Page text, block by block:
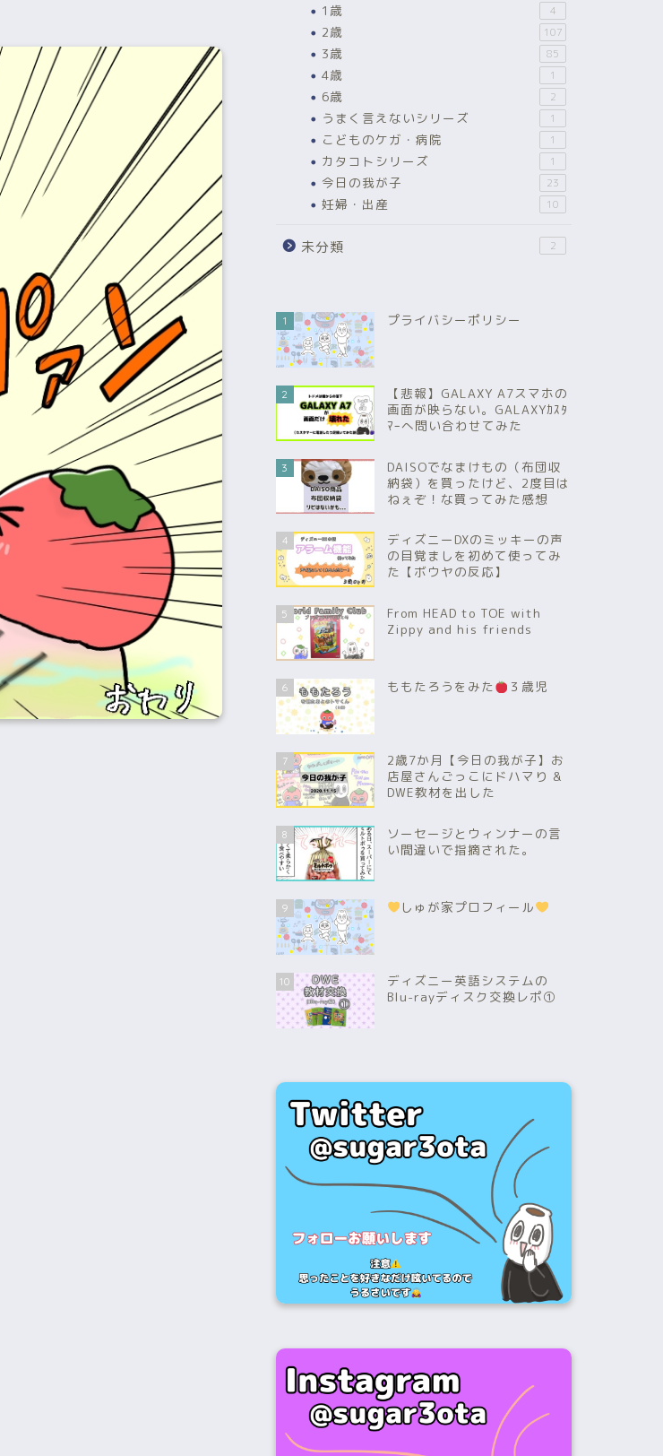
1歳 4
2歳 107
3歳 85
4歳 1
6歳 2
うまく言えないシリーズ 1
こどものケガ・病院 1
カタコトシリーズ 1
今日の我が子 23
妊婦・出産 10
未分類 2
1 プライバシーポリシー
2
【悲報】GALAXY A7スマホの
画面が映らない。GALAXYｶｽﾀ
ﾏｰへ問い合わせてみた
3
DAISOでなまけもの（布団収
納袋）を買ったけど、2度目は
ねぇぞ！な買ってみた感想
4
ディズニーDXのミッキーの声
の目覚ましを初めて使ってみ
た【ボウヤの反応】
5
From HEAD to TOE with
Zippy and his friends
6 ももたろうをみた ３歳児
7
2歳7か月【今日の我が子】お
店屋さんごっこにドハマり &
DWE教材を出した
8
ソーセージとウィンナーの言
い間違いで指摘された。
9 しゅが家プロフィール
10
ディズニー英語システムの
Blu-rayディスク交換レポ①